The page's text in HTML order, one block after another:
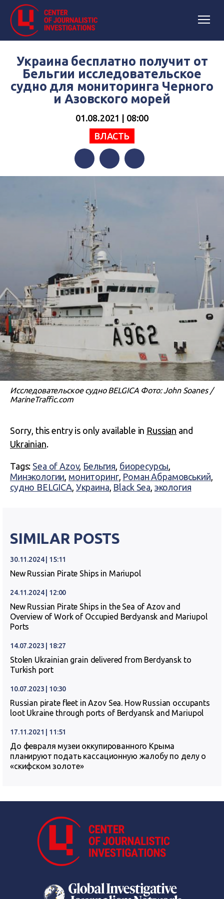
Украина бесплатно получит от
Бельгии исследовательское
судно для мониторинга Черного
и Азовского морей
01.08.2021 | 08:00
ВЛАСТЬ
FacebookTwitterTelegram
Исследовательское судно BELGICA Фото: John Soanes /
MarineTraffic.com
Sorry, this entry is only available in Russian and
Ukrainian.
Tags: Sea of Azov, Бельгия, биоресурсы,
Минэкологии, мониторинг, Роман Абрамовський,
судно BELGICA, Украина, Black Sea, экология
SIMILAR POSTS
30.11.2024 | 15:11
New Russian Pirate Ships in Mariupol
24.11.2024 | 12:00
New Russian Pirate Ships in the Sea of Azov and
Overview of Work of Occupied Berdyansk and Mariupol
Ports
14.07.2023 | 18:27
Stolen Ukrainian grain delivered from Berdyansk to
Turkish port
10.07.2023 | 10:30
Russian pirate fleet in Azov Sea. How Russian occupants
loot Ukraine through ports of Berdyansk and Mariupol
17.11.2021 | 11:51
До февраля музеи оккупированного Крыма
планируют подать кассационную жалобу по делу о
«скифском золоте»